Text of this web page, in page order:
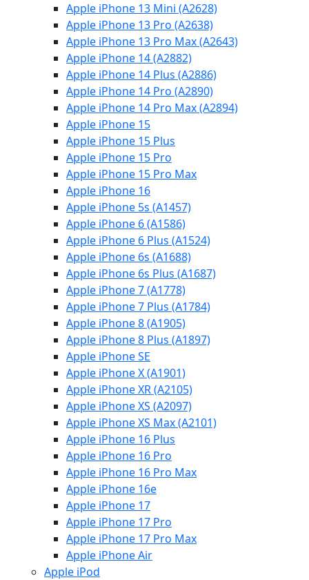
Apple iPhone 13 Mini (A2628)
Apple iPhone 13 Pro (A2638)
Apple iPhone 13 Pro Max (A2643)
Apple iPhone 14 (A2882)
Apple iPhone 14 Plus (A2886)
Apple iPhone 14 Pro (A2890)
Apple iPhone 14 Pro Max (A2894)
Apple iPhone 15
Apple iPhone 15 Plus
Apple iPhone 15 Pro
Apple iPhone 15 Pro Max
Apple iPhone 16
Apple iPhone 5s (A1457)
Apple iPhone 6 (A1586)
Apple iPhone 6 Plus (A1524)
Apple iPhone 6s (A1688)
Apple iPhone 6s Plus (A1687)
Apple iPhone 7 (A1778)
Apple iPhone 7 Plus (A1784)
Apple iPhone 8 (A1905)
Apple iPhone 8 Plus (A1897)
Apple iPhone SE
Apple iPhone X (A1901)
Apple iPhone XR (A2105)
Apple iPhone XS (A2097)
Apple iPhone XS Max (A2101)
Apple iPhone 16 Plus
Apple iPhone 16 Pro
Apple iPhone 16 Pro Max
Apple iPhone 16e
Apple iPhone 17
Apple iPhone 17 Pro
Apple iPhone 17 Pro Max
Apple iPhone Air
Apple iPod